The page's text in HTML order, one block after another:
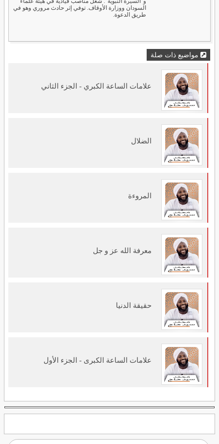
السودان ووزارة الأوقاف. توفي إثر حادث مروري وهو في
طريق الدعوة.
مواضيع ذات صلة
علامات الساعة الكبري - الجزء الثاني
الضلال
المروءة
معرفة الله عز و جل
حقيقة الدنيا
علامات الساعة الكبرى - الجزء الأول